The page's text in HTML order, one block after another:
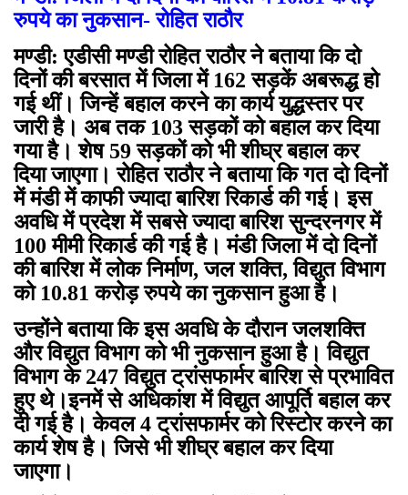
रुपये का नुकसान- रोहित राठौर
मण्डी: एडीसी मण्डी रोहित राठौर ने बताया कि दो
दिनों की बरसात में जिला में 162 सड़कें अबरूद्ध हो
गई थीं। जिन्हें बहाल करने का कार्य युद्धस्तर पर
जारी है। अब तक 103 सड़कों को बहाल कर दिया
गया है। शेष 59 सड़कों को भी शीघ्र बहाल कर
दिया जाएगा। रोहित राठौर ने बताया कि गत दो दिनों
में मंडी में काफी ज्यादा बारिश रिकार्ड की गई। इस
अवधि में प्रदेश में सबसे ज्यादा बारिश सुन्दरनगर में
100 मीमी रिकार्ड की गई है। मंडी जिला में दो दिनों
की बारिश में लोक निर्माण, जल शक्ति, विद्युत विभाग
को 10.81 करोड़ रुपये का नुकसान हुआ है।
उन्होंने बताया कि इस अवधि के दौरान जलशक्ति
और विद्युत विभाग को भी नुकसान हुआ है। विद्युत
विभाग के 247 विद्युत ट्रांसफार्मर बारिश से प्रभावित
हुए थे।इनमें से अधिकांश में विद्युत आपूर्ति बहाल कर
दी गई है। केवल 4 ट्रांसफार्मर को रिस्टोर करने का
कार्य शेष है। जिसे भी शीघ्र बहाल कर दिया
जाएगा।